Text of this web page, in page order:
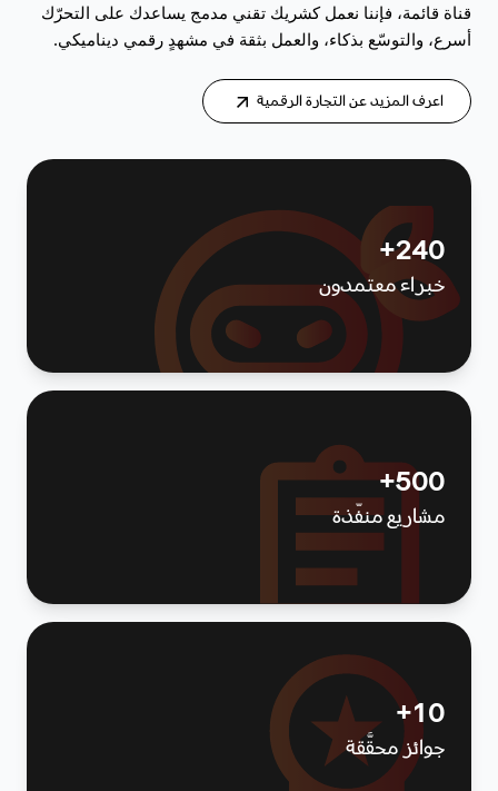
قناة قائمة، فإننا نعمل كشريك تقني مدمج يساعدك على التحرّك
أسرع، والتوسّع بذكاء، والعمل بثقة في مشهدٍ رقمي ديناميكي.
اعرف المزيد عن التجارة الرقمية
240+
خبراء معتمدون
500+
مشاريع منفّذة
10+
جوائز محقَّقة